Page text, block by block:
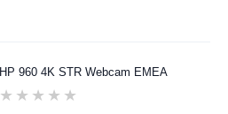
HP 960 4K STR Webcam EMEA
★★★★★
★★★★★